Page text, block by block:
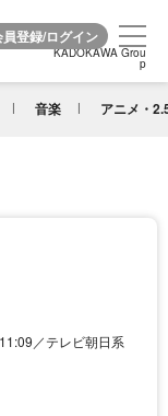
KADOKAWA Grou
p
音楽 アニメ・
KADOKAWA Grou
p
／テレビ朝日系